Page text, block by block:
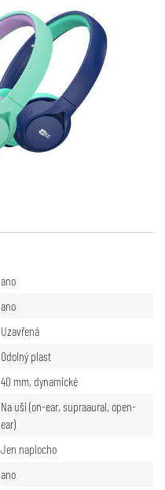
ano
ano
Uzavřená
Odolný plast
40 mm, dynamické
Na uši (on-ear, supraaural, open-
ear)
Jen naplocho
ano